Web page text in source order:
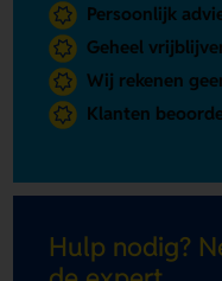
Persoonlijk
Geheel
Wij rekenen
Klanten
Hulp nodig?